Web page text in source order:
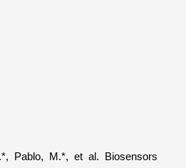
Pablo, M.*, et al. Biosensors